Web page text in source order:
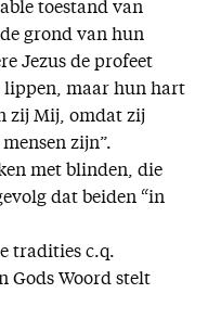
toestand van
grond van hun
Jezus de profeet
lippen, maar hun hart
zij Mij, omdat zij
zijn”.
met blinden, die
dat beiden “in
tradities c.q.
Gods Woord stelt